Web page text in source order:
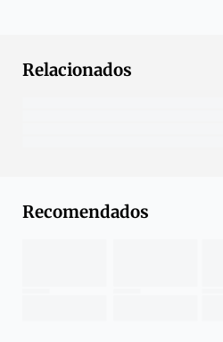
Relacionados
Recomendados